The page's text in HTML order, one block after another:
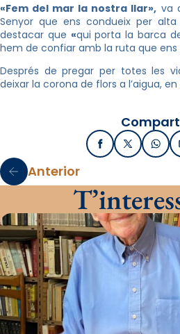
«Fem del mar la nostra llar», va
Senyor que ens condueix per
destacar que «qui porta la barca
hem de confiar amb la ruta que ens
Després de pregar per totes les
deixar la corona de flors a l’aigua,
FacebookX / Twitter
Anterior